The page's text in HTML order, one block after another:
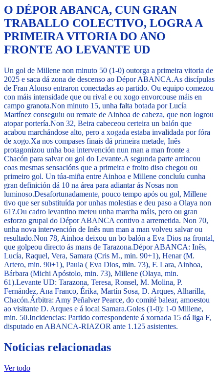
O DÉPOR ABANCA, CUN GRAN
TRABALLO COLECTIVO, LOGRA A
PRIMEIRA VITORIA DO ANO
FRONTE AO LEVANTE UD
Un gol de Millene non minuto 50 (1-0) outorga a primeira vitoria de
2025 e saca dá zona de descenso ao Dépor ABANCA.As discípulas
de Fran Alonso entraron conectadas ao partido. Ou equipo comezou
con máis intensidade que ou rival e ou xogo envorcouse máis en
campo granota.Non minuto 15, unha falta botada por Lucía
Martínez conseguiu ou remate de Ainhoa de cabeza, que non logrou
atopar portería.Non 32, Beira cabeceou certeira un balón que
acabou marchándose alto, pero a xogada estaba invalidada por fóra
de xogo.Xa nos compases finais dá primeira metade, Inês
protagonizou unha boa intervención nun man a man fronte a
Chacón para salvar ou gol do Levante.A segunda parte arrincou
coas mesmas sensacións que a primeira e froito diso chegou ou
primeiro gol. Un túa-miña entre Ainhoa e Millene concluíu cunha
gran definición dá 10 na área para adiantar ás Nosas non
luminoso.Desafortunadamente, pouco tempo após ou gol, Millene
tivo que ser substituída por unhas molestias e deu paso a Olaya non
61?.Ou cadro levantino meteu unha marcha máis, pero ou gran
esforzo grupal do Dépor ABANCA contivo a arremetida. Non 70,
unha nova intervención de Inês nun man a man volveu salvar ou
resultado.Non 78, Ainhoa deixou un bo balón a Eva Dios na frontal,
que golpeou directo ás mans de Tarazona.Dépor ABANCA: Inês,
Lucía, Raquel, Vera, Samara (Cris M., min. 90+1), Henar (M.
Artero, min. 90+1), Paula ( Eva Dios, min. 73), F. Lara, Ainhoa,
Bárbara (Michi Apóstolo, min. 73), Millene (Olaya, min.
61).Levante UD: Tarazona, Teresa, Ronsel, M. Molina, P.
Fernández, Ana Franco, Érika, Martín Sosa, D. Arques, Alharilla,
Chacón.Árbitra: Amy Peñalver Pearce, do comité balear, amoestou
ao visitante D. Arques e á local Samara.Goles (1-0): 1-0 Millene,
min. 50.Incidencias: Partido correspondente á xornada 15 dá liga F,
disputado en ABANCA-RIAZOR ante 1.125 asistentes.
Noticias relacionadas
Ver todo